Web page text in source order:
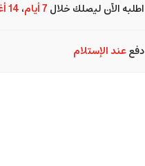
اطلبه الآن ليصلك خلال 7 أيام ، 14 أغسطس
دفععند الإستلام